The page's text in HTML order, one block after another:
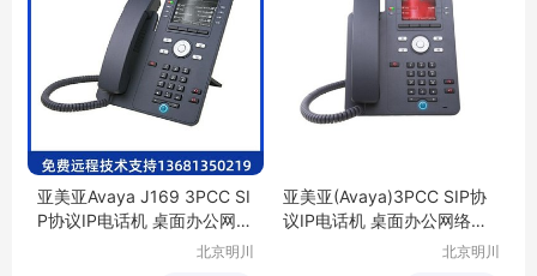
亚美亚Avaya J169 3PCC SI
P协议IP电话机 桌面办公网络
北京明川
亚美亚(Avaya)3PCC SIP协
议IP电话机 桌面办公网络客
北京明川